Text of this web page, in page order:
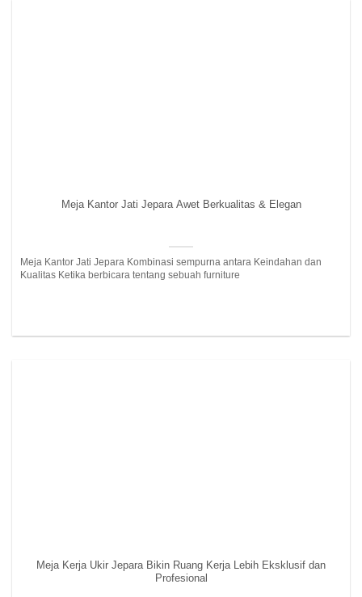
Meja Kantor Jati Jepara Awet Berkualitas & Elegan
Meja Kantor Jati Jepara Kombinasi sempurna antara Keindahan dan
Kualitas Ketika berbicara tentang sebuah furniture
Meja Kerja Ukir Jepara Bikin Ruang Kerja Lebih Eksklusif dan
Profesional